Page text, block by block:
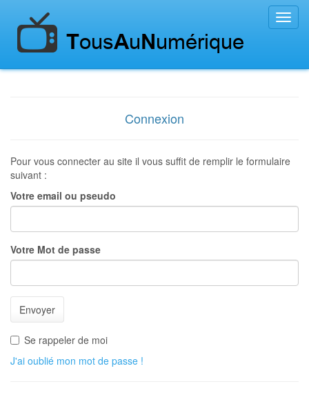
Connexion
Pour vous connecter au site il vous suffit de remplir le formulaire
suivant :
Votre email ou pseudo
Votre Mot de passe
Se rappeler de moi
J'ai oublié mon mot de passe !